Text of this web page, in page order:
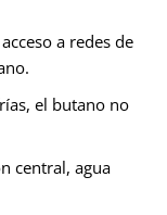
a redes de
el butano no
central, agua